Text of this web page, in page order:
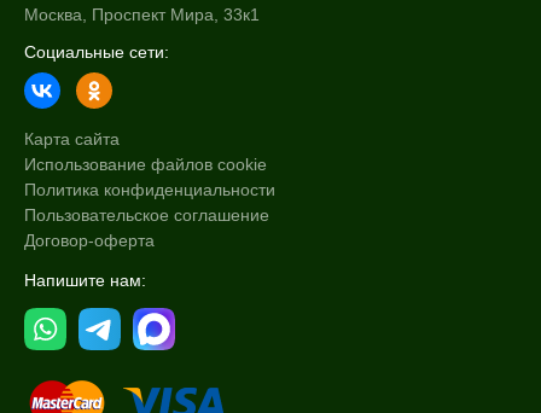
Москва, Проспект Мира, 33к1
Социальные сети:
Карта сайта
Использование файлов cookie
Политика конфиденциальности
Пользовательское соглашение
Договор-оферта
Напишите нам: